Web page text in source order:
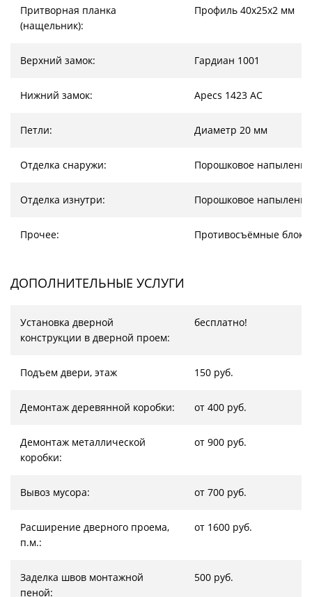
Притворная планка
(нащельник):
Профиль 40х25х2 мм
Верхний замок: Гардиан 1001
Нижний замок: Apecs 1423 AC
Петли: Диаметр 20 мм
Отделка снаружи: Порошковое напыление
Отделка изнутри: Порошковое напыление
Прочее: Противосъёмные
ДОПОЛНИТЕЛЬНЫЕ УСЛУГИ
Установка дверной
конструкции в дверной проем:
бесплатно!
Подъем двери, этаж 150 руб.
Демонтаж деревянной коробки: от 400 руб.
Демонтаж металлической
коробки:
от 900 руб.
Вывоз мусора: от 700 руб.
Расширение дверного проема,
п.м.:
от 1600 руб.
Заделка швов монтажной
пеной:
500 руб.